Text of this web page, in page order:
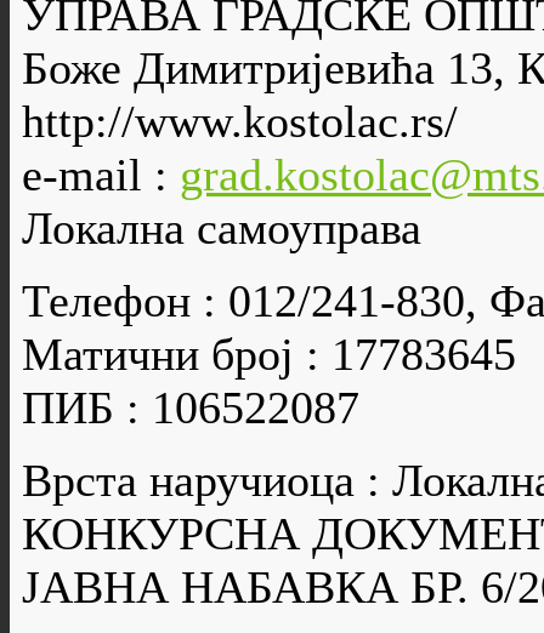
УПРАВА ГРАДСКЕ
Боже Димитријевића 13,
http://www.kostolac.rs/
e-mail :
Локална самоуправа
Телефон : 012/241-830,
Матични број : 17783645
ПИБ : 106522087
Врста наручиоца :
КОНКУРСНА
ЈАВНА НАБАВКА БР. 6/